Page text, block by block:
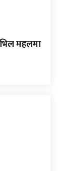
महलमा